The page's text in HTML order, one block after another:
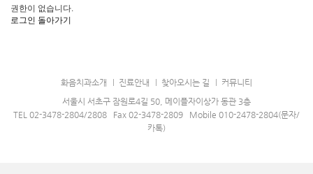
권한이 없습니다.
로그인 돌아가기
화음치과소개 진료안내 찾아오시는 길
커뮤니티
서울시 서초구 잠원로4길 50, 메이플자이상가 동관 3층
TEL 02-3478-2804/2808 Fax 02-3478-2809 Mobile 010-2478-2804(문자/
카톡)